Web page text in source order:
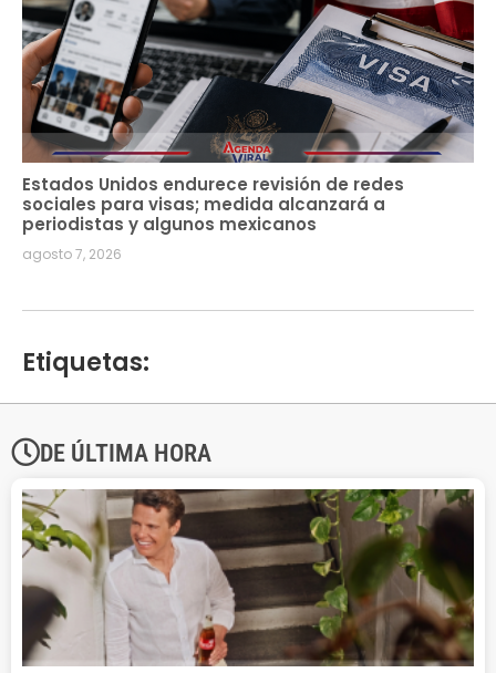
Estados Unidos endurece revisión de redes
sociales para visas; medida alcanzará a
periodistas y algunos mexicanos
agosto 7, 2026
Etiquetas:
DE ÚLTIMA HORA